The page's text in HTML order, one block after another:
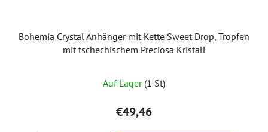
Bohemia Crystal Anhänger mit Kette Sweet Drop, Tropfen
mit tschechischem Preciosa Kristall
Auf Lager (1 St)
€49,46